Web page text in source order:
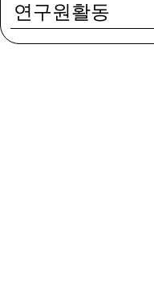
연구원활동